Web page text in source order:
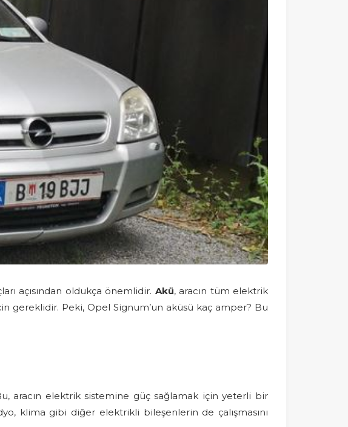
açısından oldukça önemlidir. Akü, aracın tüm elektrik
gereklidir. Peki, Opel Signum’un aküsü kaç amper? Bu
aracın elektrik sistemine güç sağlamak için yeterli bir
klima gibi diğer elektrikli bileşenlerin de çalışmasını